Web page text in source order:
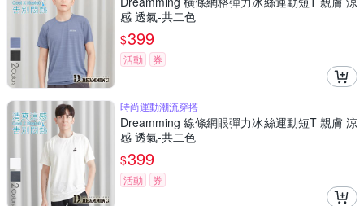
感 透氣-共二色
$399
活動 券
時尚運動潮流穿搭
Dreamming 線條網眼彈力冰絲運動短T 親膚 涼
感 透氣-共二色
$399
活動 券